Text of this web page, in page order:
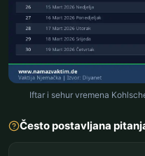
Iftar i sehur vremena
Često postavljana